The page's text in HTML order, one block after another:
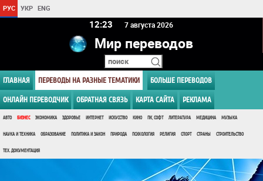
РУС УКР ENG
12 23 7 августа 2026
Мир переводов
ГЛАВНАЯ ПЕРЕВОДЫ НА РАЗНЫЕ ТЕМАТИКИ БОЛЬШЕ ПЕРЕВОДОВ
ОНЛАЙН ПЕРЕВОДЧИК ОБРАТНАЯ СВЯЗЬ КАРТА САЙТА РЕКЛАМА
АВТО БИЗНЕС ЭКОНОМИКА ЗДОРОВЬЕ ИНТЕРНЕТ ИСКУССТВО КИНО ПК, СОФТ ЛИТЕРАТУРА МЕДИЦИНА МУЗЫКА
НАУКА И ТЕХНИКА ОБРАЗОВАНИЕ ПОЛИТИКА И ЗАКОН ПРИРОДА ПСИХОЛОГИЯ РЕЛИГИЯ СПОРТ СТРАНЫ СТРОИТЕЛЬСТВО
ТЕХ. ДОКУМЕНТАЦИЯ